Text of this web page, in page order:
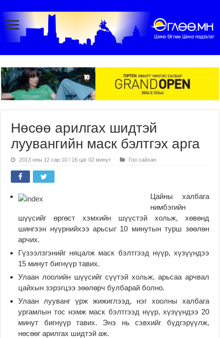
Нөсөө арилгах шидтэй
луувангийн маск бэлтгэх арга
2013 оны 12 сар 10 / 16 цаг 02 минут Гоо сайхан
Цайны халбага
нимбэгийн
шүүсийг өргөст хэмхийн шүүстэй хольж, хөвөнд
шингээн нүүрнийхээ арьсыг 10 минутын турш зөөлөн
арчих.
Гүзээлзгэнийг няцалж маск бэлтгээд нүүр, хүзүүндээ
15 минут бигнүүр тавих.
Улаан лоолийн шүүсийг сүүтэй хольж, арьсаа арчвал
цайхын зэрэгцээ зөөлөрч булбарай болно.
Улаан лууванг үрж жижиглээд, нэг хоолны халбага
ургамлын тос нэмж маск бэлтгээд нүүр, хүзүүндээ 20
минут бигнүүр тавих. Энэ нь сэвхийг бүдгэрүүлж,
нөсөөг арилгах шидтэй аж.